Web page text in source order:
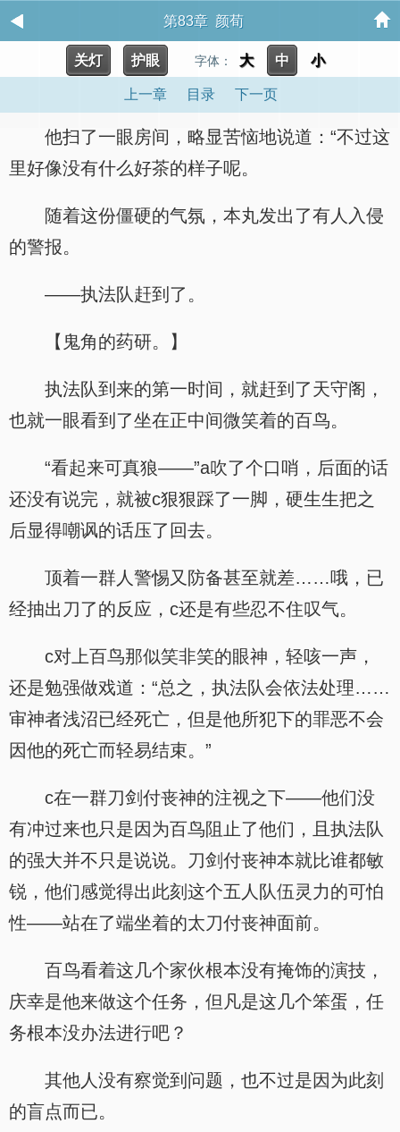
第83章 颜荀
关灯 护眼 字体： 大 中 小
上一章 目录 下一页
他扫了一眼房间，略显苦恼地说道：“不过这
里好像没有什么好茶的样子呢。
随着这份僵硬的气氛，本丸发出了有人入侵
的警报。
——执法队赶到了。
【鬼角的药研。】
执法队到来的第一时间，就赶到了天守阁，
也就一眼看到了坐在正中间微笑着的百鸟。
“看起来可真狼——”a吹了个口哨，后面的话
还没有说完，就被c狠狠踩了一脚，硬生生把之
后显得嘲讽的话压了回去。
顶着一群人警惕又防备甚至就差……哦，已
经抽出刀了的反应，c还是有些忍不住叹气。
c对上百鸟那似笑非笑的眼神，轻咳一声，
还是勉强做戏道：“总之，执法队会依法处理……
审神者浅沼已经死亡，但是他所犯下的罪恶不会
因他的死亡而轻易结束。”
c在一群刀剑付丧神的注视之下——他们没
有冲过来也只是因为百鸟阻止了他们，且执法队
的强大并不只是说说。刀剑付丧神本就比谁都敏
锐，他们感觉得出此刻这个五人队伍灵力的可怕
性——站在了端坐着的太刀付丧神面前。
百鸟看着这几个家伙根本没有掩饰的演技，
庆幸是他来做这个任务，但凡是这几个笨蛋，任
务根本没办法进行吧？
其他人没有察觉到问题，也不过是因为此刻
的盲点而已。